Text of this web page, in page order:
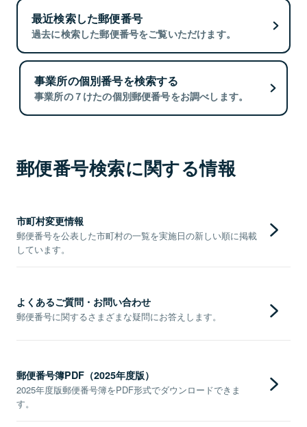
最近検索した郵便番号
過去に検索した郵便番号をご覧いただけます。
事業所の個別番号を検索する
事業所の７けたの個別郵便番号をお調べします。
郵便番号検索に関する情報
市町村変更情報
郵便番号を公表した市町村の一覧を実施日の新しい順に掲載
しています。
よくあるご質問・お問い合わせ
郵便番号に関するさまざまな疑問にお答えします。
郵便番号簿PDF（2025年度版）
2025年度版郵便番号簿をPDF形式でダウンロードできま
す。